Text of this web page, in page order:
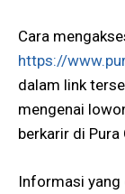
Cara
https://
dalam link
mengenai
berkarir di Pura
Informasi yang